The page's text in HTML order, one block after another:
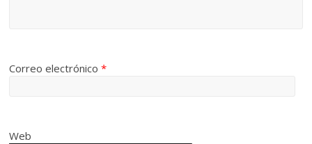
Correo electrónico*
Web